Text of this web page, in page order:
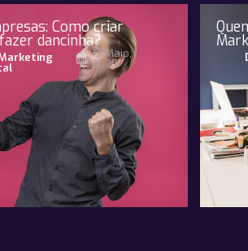
Como criar
dancinha?
13 Maio,
2023